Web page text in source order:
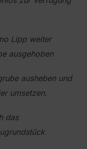
Lipp weiter
ausgehoben
ausheben und
umsetzen.
das